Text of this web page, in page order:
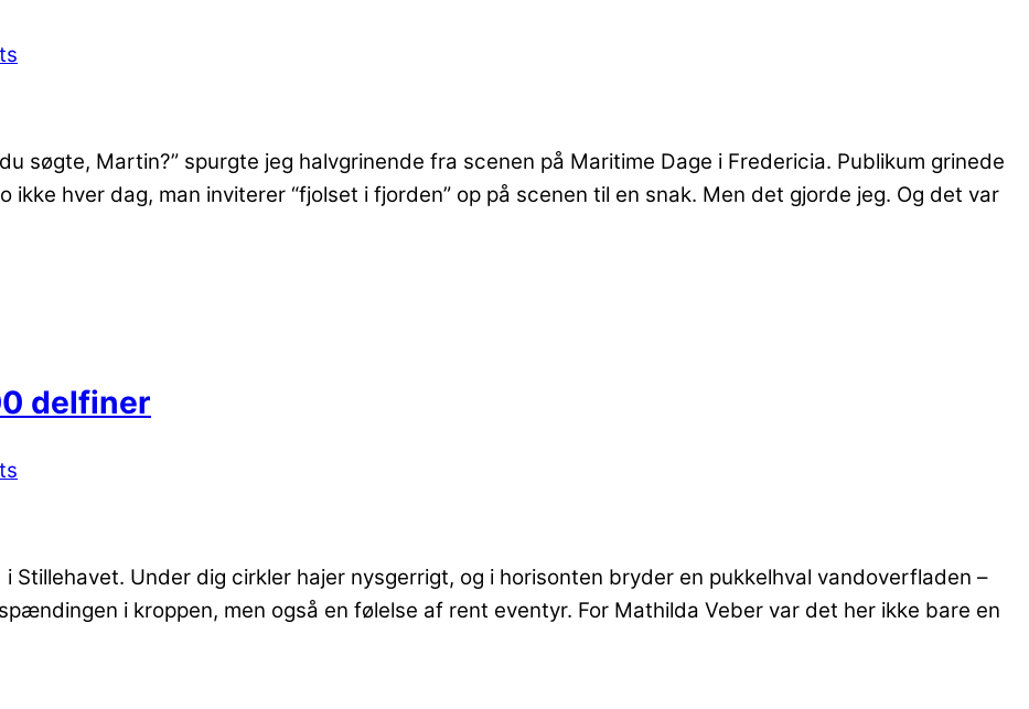
søgte, Martin?” spurgte jeg halvgrinende fra scenen på Maritime Dage i Fredericia. Publikum grinede
hver dag, man inviterer “fjolset i fjorden” op på scenen til en snak. Men det gjorde jeg. Og det var
delfiner
Stillehavet. Under dig cirkler hajer nysgerrigt, og i horisonten bryder en pukkelhval vandoverfladen –
i kroppen, men også en følelse af rent eventyr. For Mathilda Veber var det her ikke bare en